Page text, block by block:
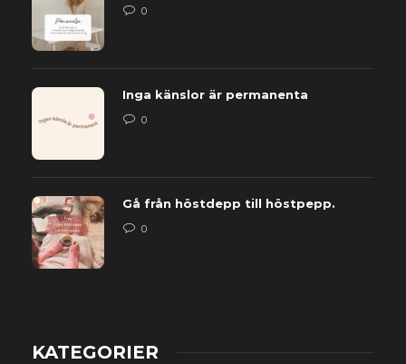
0
Inga känslor är permanenta
0
Gå från höstdepp till höstpepp.
0
KATEGORIER